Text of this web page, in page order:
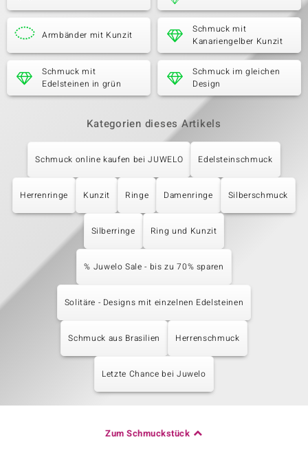
Armbänder mit Kunzit
Schmuck mit
Kanariengelber Kunzit
Schmuck mit
Edelsteinen in grün
Schmuck im gleichen
Design
Kategorien dieses Artikels
Schmuck online kaufen bei JUWELO Edelsteinschmuck
Herrenringe Kunzit Ringe Damenringe Silberschmuck
Silberringe Ring und Kunzit
% Juwelo Sale - bis zu 70% sparen
Solitäre - Designs mit einzelnen Edelsteinen
Schmuck aus Brasilien Herrenschmuck
Letzte Chance bei Juwelo
Zum Schmuckstück